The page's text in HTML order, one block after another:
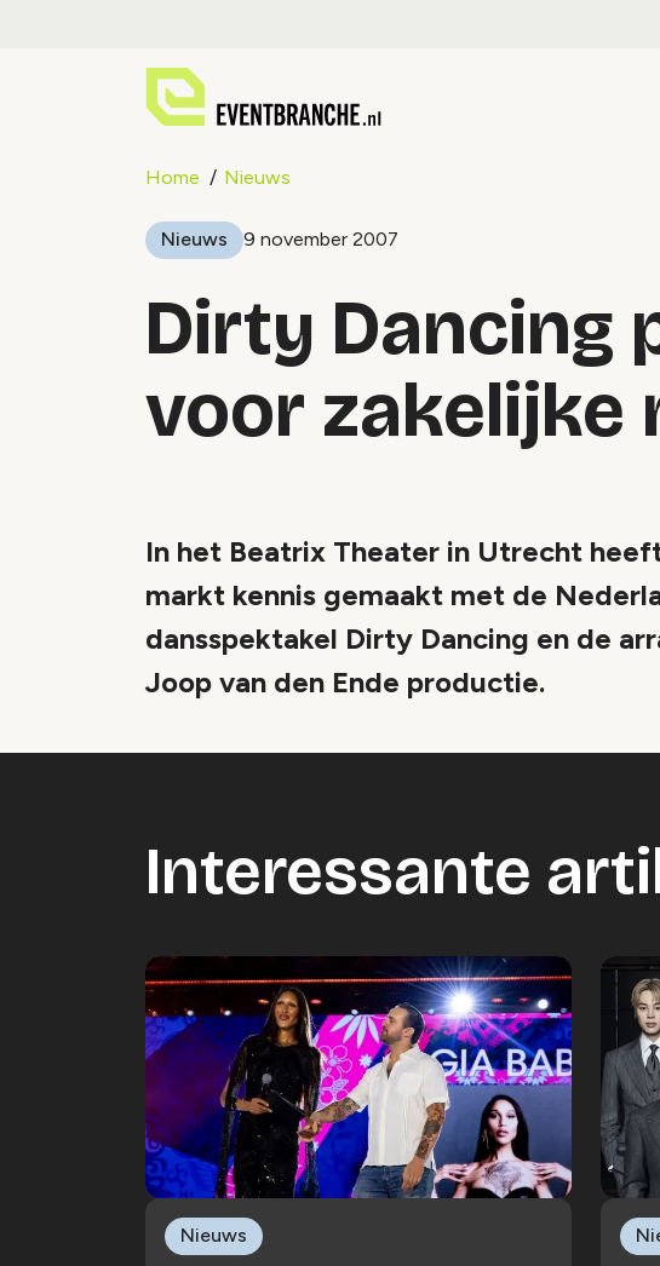
Home Nieuws
Nieuws 9 november 2007
Dirty Dancing
voor zakelijke
In het Beatrix Theater in Utrecht
markt kennis gemaakt met de
dansspektakel Dirty Dancing en de
Joop van den Ende productie.
Interessante
Nieuws